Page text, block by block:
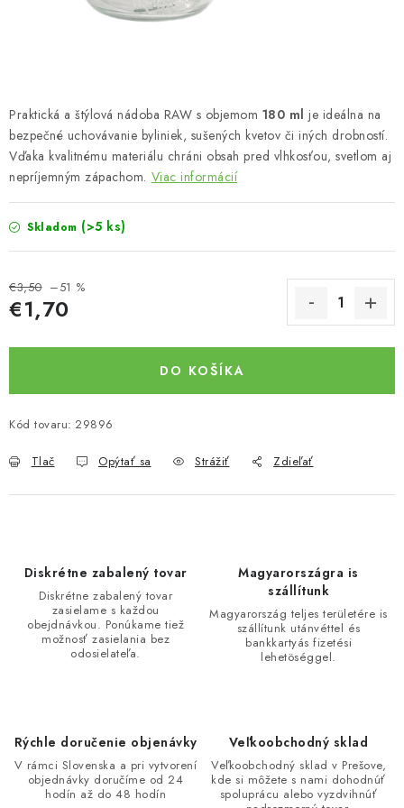
Bankové údaje
Veľkoobchod
Praktická a štýlová nádoba RAW s objemom 180 ml je ideálna na
bezpečné uchovávanie byliniek, sušených kvetov či iných drobností.
Vďaka kvalitnému materiálu chráni obsah pred vlhkosťou, svetlom aj
nepríjemným zápachom. Viac informácií
Skladom (>5 ks)
€3,50 –51 %
€1,70
DO KOŠÍKA
Kód tovaru: 29896
Tlač Opýtať sa Strážiť Zdieľať
Diskrétne zabalený tovar
Diskrétne zabalený tovar
zasielame s každou
obejdnávkou. Ponúkame tiež
možnosť zasielania bez
odosielateľa.
Magyarországra is
szállítunk
Magyarország teljes területére is
szállítunk utánvéttel és
bankkartyás fizetési
lehetöséggel.
Rýchle doručenie objenávky
V rámci Slovenska a pri vytvorení
objednávky doručíme od 24
hodín až do 48 hodín
Veľkoobchodný sklad
Veľkoobchodný sklad v Prešove,
kde si môžete s nami dohodnúť
spoluprácu alebo vyzdvihnúť